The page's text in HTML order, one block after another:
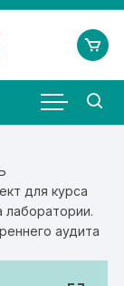
для курса
аудита